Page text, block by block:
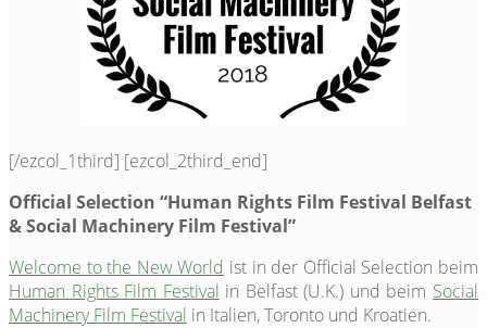
[/ezcol_1third] [ezcol_2third_end]
Official Selection “Human Rights Film Festival Belfast
& Social Machinery Film Festival”
Welcome to the New World ist in der Official Selection beim
Human Rights Film Festival in Belfast (U.K.) und beim Social
Machinery Film Festival in Italien, Toronto und Kroatien.